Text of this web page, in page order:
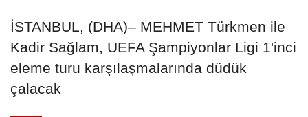
İSTANBUL, (DHA)– MEHMET Türkmen ile
Kadir Sağlam, UEFA Şampiyonlar Ligi 1'inci
eleme turu karşılaşmalarında düdük
çalacak